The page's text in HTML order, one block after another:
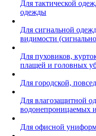
Для тактической
одежды
Для сигнальной
видимости
Для пуховиков,
плащей и головных
Для городской,
Для влагозащитной
водонепроницаемых
Для офисной